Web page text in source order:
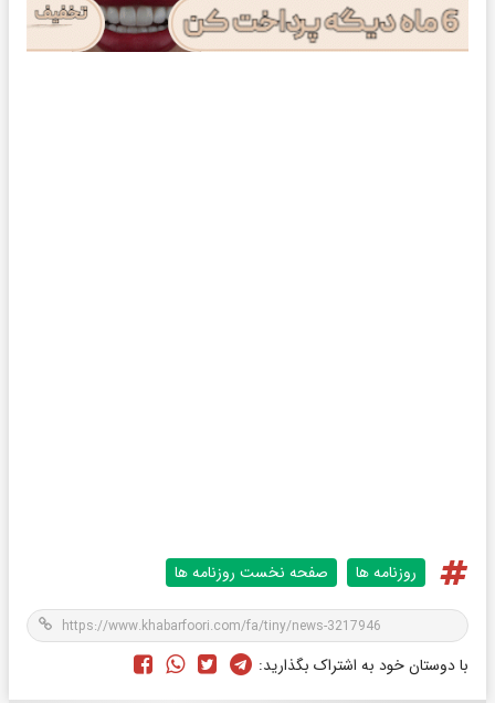
روزنامه ها صفحه نخست روزنامه ها
با دوستان خود به اشتراک بگذارید: